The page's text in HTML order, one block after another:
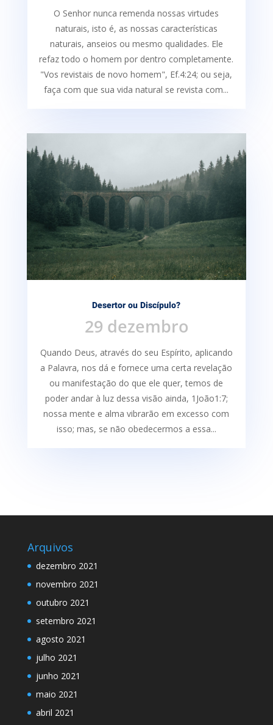
O Senhor nunca remenda nossas virtudes
naturais, isto é, as nossas características
naturais, anseios ou mesmo qualidades. Ele
refaz todo o homem por dentro completamente.
"Vos revistais de novo homem", Ef.4:24; ou seja,
faça com que sua vida natural se revista com...
Desertor ou Discípulo?
29 dezembro
Quando Deus, através do seu Espírito, aplicando
a Palavra, nos dá e fornece uma certa re­velação
ou manifestação do que ele quer, temos de
poder andar à luz dessa visão ainda, 1João1:7;
nossa mente e alma vibrarão em excesso com
isso; mas, se não obedecermos a essa...
Arquivos
dezembro 2021
novembro 2021
outubro 2021
setembro 2021
agosto 2021
julho 2021
junho 2021
maio 2021
abril 2021